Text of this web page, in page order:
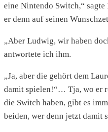
eine Nintendo Switch,“
er denn auf seinen
„Aber Ludwig, wir haben
antwortete ich ihm.
„Ja, aber die gehört dem
damit spielen!“… Tja, wo er
die Switch haben, gibt es
beiden, wer denn jetzt damit